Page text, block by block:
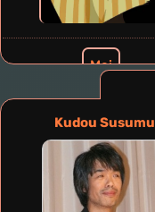
Kudou Susumu
Mei